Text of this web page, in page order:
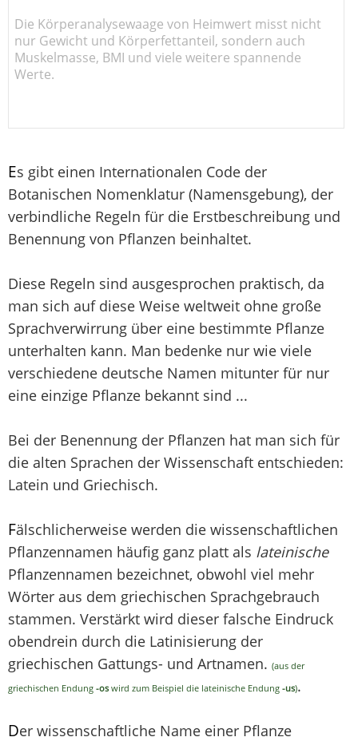
Die Körperanalysewaage von Heimwert misst nicht
nur Gewicht und Körperfettanteil, sondern auch
Muskelmasse, BMI und viele weitere spannende
Werte.
Es gibt einen Internationalen Code der
Botanischen Nomenklatur (Namensgebung), der
verbindliche Regeln für die Erstbeschreibung und
Benennung von Pflanzen beinhaltet.
Diese Regeln sind ausgesprochen praktisch, da
man sich auf diese Weise weltweit ohne große
Sprachverwirrung über eine bestimmte Pflanze
unterhalten kann. Man bedenke nur wie viele
verschiedene deutsche Namen mitunter für nur
eine einzige Pflanze bekannt sind ...
Bei der Benennung der Pflanzen hat man sich für
die alten Sprachen der Wissenschaft entschieden:
Latein und Griechisch.
Fälschlicherweise werden die wissenschaftlichen
Pflanzennamen häufig ganz platt als lateinische
Pflanzennamen bezeichnet, obwohl viel mehr
Wörter aus dem griechischen Sprachgebrauch
stammen. Verstärkt wird dieser falsche Eindruck
obendrein durch die Latinisierung der
griechischen Gattungs- und Artnamen. (aus der
griechischen Endung -os wird zum Beispiel die lateinische Endung -us).
Der wissenschaftliche Name einer Pflanze